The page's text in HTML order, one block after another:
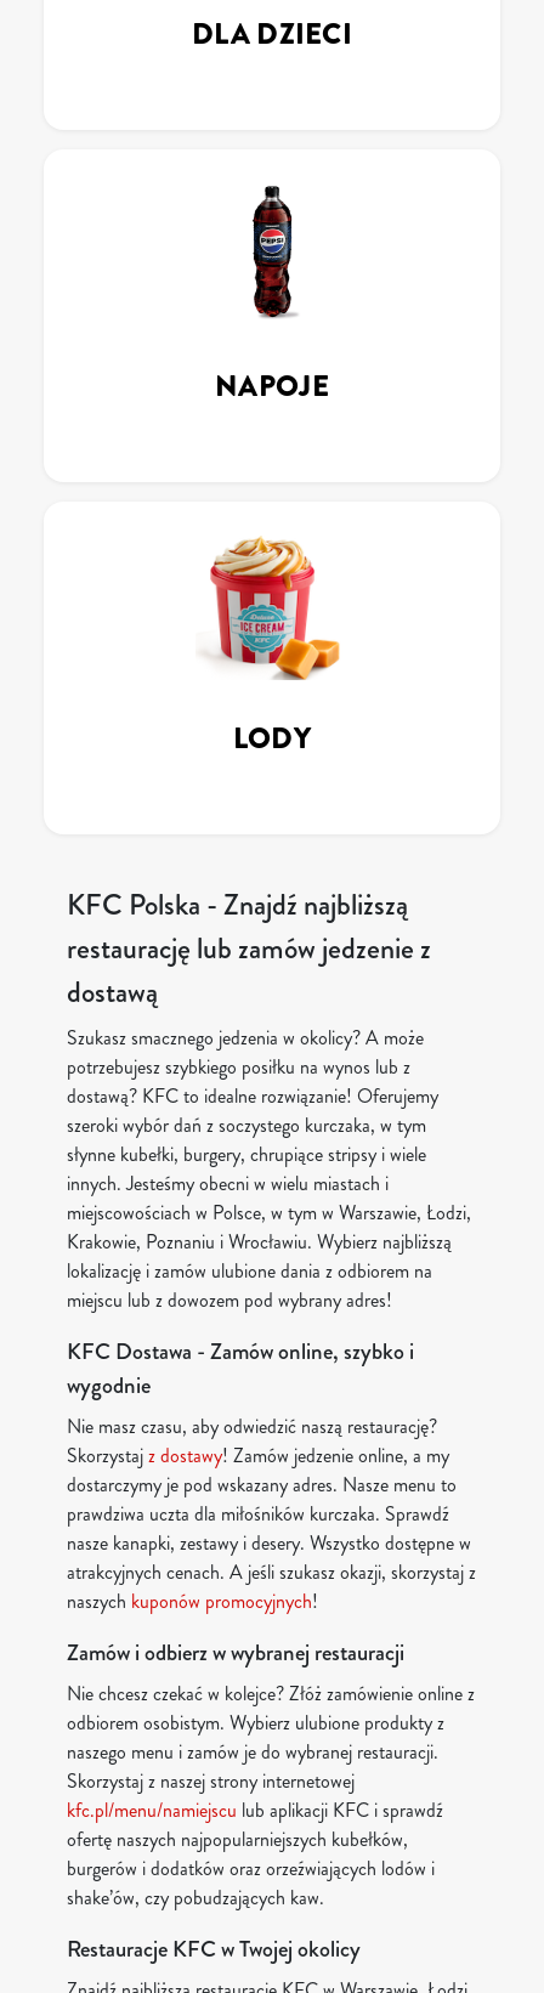
DLA DZIECI
NAPOJE
LODY
KFC Polska - Znajdź najbliższą
restaurację lub zamów jedzenie z
dostawą
Szukasz smacznego jedzenia w okolicy? A może
potrzebujesz szybkiego posiłku na wynos lub z
dostawą? KFC to idealne rozwiązanie! Oferujemy
szeroki wybór dań z soczystego kurczaka, w tym
słynne kubełki, burgery, chrupiące stripsy i wiele
innych. Jesteśmy obecni w wielu miastach i
miejscowościach w Polsce, w tym w Warszawie, Łodzi,
Krakowie, Poznaniu i Wrocławiu. Wybierz najbliższą
lokalizację i zamów ulubione dania z odbiorem na
miejscu lub z dowozem pod wybrany adres!
KFC Dostawa - Zamów online, szybko i
wygodnie
Nie masz czasu, aby odwiedzić naszą restaurację?
Skorzystajz dostawy! Zamów jedzenie online, a my
dostarczymy je pod wskazany adres. Nasze menu to
prawdziwa uczta dla miłośników kurczaka. Sprawdź
nasze kanapki, zestawy i desery. Wszystko dostępne w
atrakcyjnych cenach. A jeśli szukasz okazji, skorzystaj z
naszych kuponów promocyjnych!
Zamów i odbierz w wybranej restauracji
Nie chcesz czekać w kolejce? Złóż zamówienie online z
odbiorem osobistym. Wybierz ulubione produkty z
naszego menu i zamów je do wybranej restauracji.
Skorzystaj z naszej strony internetowej
kfc.pl/menu/namiejscu lub aplikacji KFC i sprawdź
ofertę naszych najpopularniejszych kubełków,
burgerów i dodatków oraz orzeźwiających lodów i
shake’ów, czy pobudzających kaw.
Restauracje KFC w Twojej okolicy